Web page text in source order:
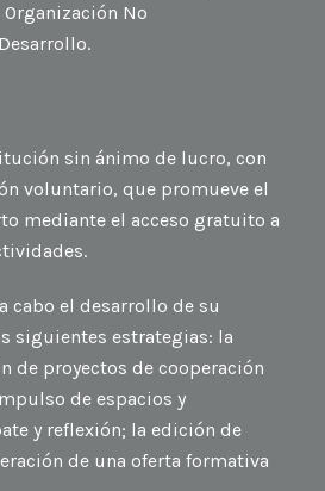
No
sin ánimo de lucro, con
voluntario, que promueve el
mediante el acceso gratuito a
cabo el desarrollo de su
siguientes estrategias: la
de proyectos de cooperación
de espacios y
y reflexión; la edición de
de una oferta formativa